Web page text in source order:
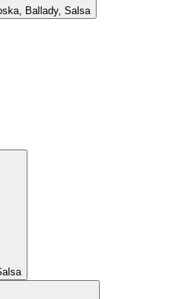
Ballady, Salsa